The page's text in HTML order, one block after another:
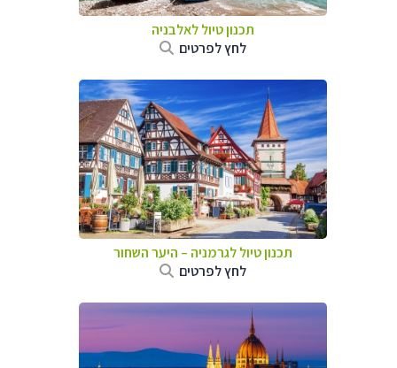
תכנון טיול לאלבניה
לחץ לפרטים
תכנון טיול לגרמניה – היער השחור
לחץ לפרטים